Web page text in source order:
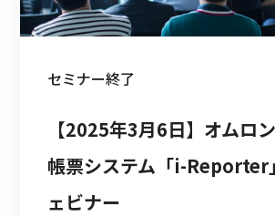
セミナー終了
【2025年3月6日】オムロ
帳票システム「i-Reporter
ェビナー